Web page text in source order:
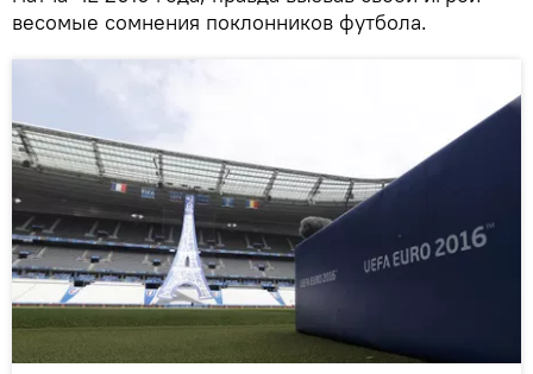
весомые сомнения поклонников футбола.